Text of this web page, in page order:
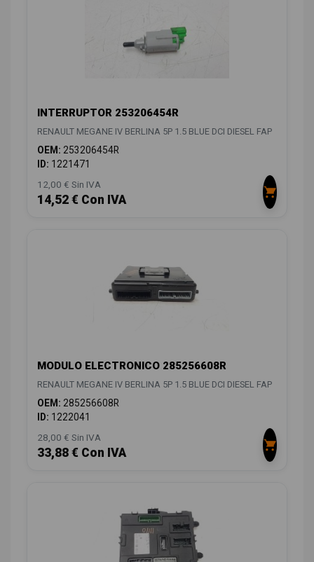
INTERRUPTOR 253206454R
RENAULT MEGANE IV BERLINA 5P 1.5 BLUE DCI DIESEL FAP
OEM: 253206454R
ID: 1221471
12,00 € Sin IVA
14,52 € Con IVA
MODULO ELECTRONICO 285256608R
RENAULT MEGANE IV BERLINA 5P 1.5 BLUE DCI DIESEL FAP
OEM: 285256608R
ID: 1222041
28,00 € Sin IVA
33,88 € Con IVA